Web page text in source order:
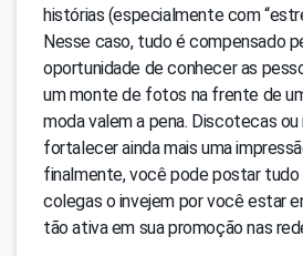
histórias (especialmente com
Nesse caso, tudo é compensado
oportunidade de conhecer as
um monte de fotos na frente de
moda valem a pena. Discotecas
fortalecer ainda mais uma
finalmente, você pode postar tudo
colegas o invejem por você estar
tão ativa em sua promoção nas